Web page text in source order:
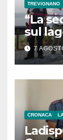
TREVIGNANO
“La
sul
7
CRONACA